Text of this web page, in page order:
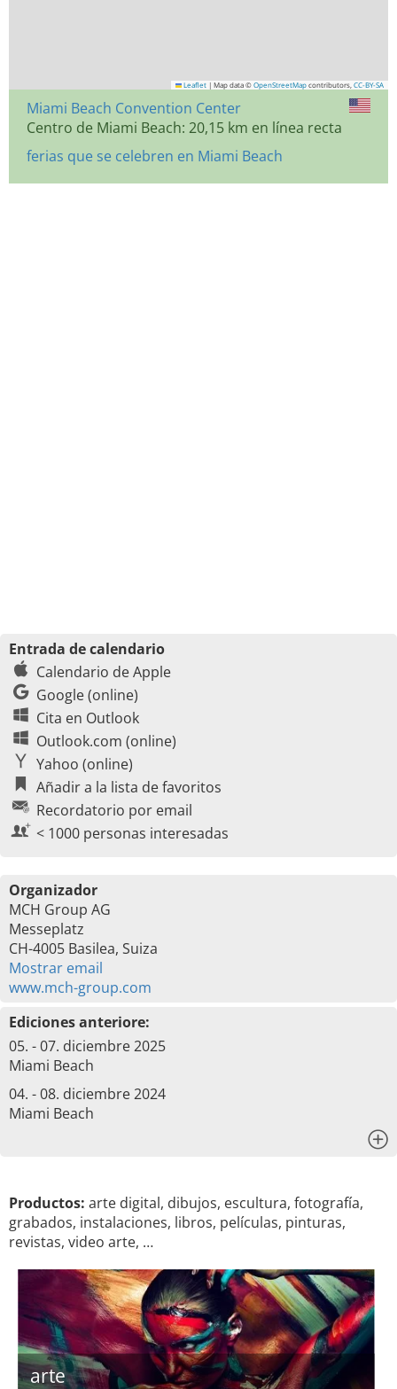
Leaflet | Map data © OpenStreetMap contributors, CC-BY-SA
Miami Beach Convention Center
Centro de Miami Beach: 20,15 km en línea recta
ferias que se celebren en Miami Beach
Entrada de calendario
Calendario de Apple
Google (online)
Cita en Outlook
Outlook.com (online)
Yahoo (online)
Añadir a la lista de favoritos
Recordatorio por email
< 1000 personas interesadas
Organizador
MCH Group AG
Messeplatz
CH-4005 Basilea, Suiza
Mostrar email
www.mch-group.com
Ediciones anteriore:
05. - 07. diciembre 2025
Miami Beach
04. - 08. diciembre 2024
Miami Beach
Productos: arte digital, dibujos, escultura, fotografía,
grabados, instalaciones, libros, películas, pinturas,
revistas, video arte, …
arte